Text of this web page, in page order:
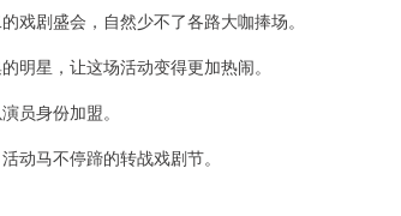
戏剧盛会，自然少不了各路大咖捧场。
明星，让这场活动变得更加热闹。
员身份加盟。
动马不停蹄的转战戏剧节。